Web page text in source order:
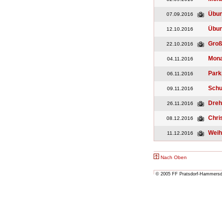
07.09.2016
12.10.2016
22.10.2016
04.11.2016
06.11.2016
09.11.2016
26.11.2016
08.12.2016
11.12.2016
Nach Oben
© 2005 FF Pratsdorf-